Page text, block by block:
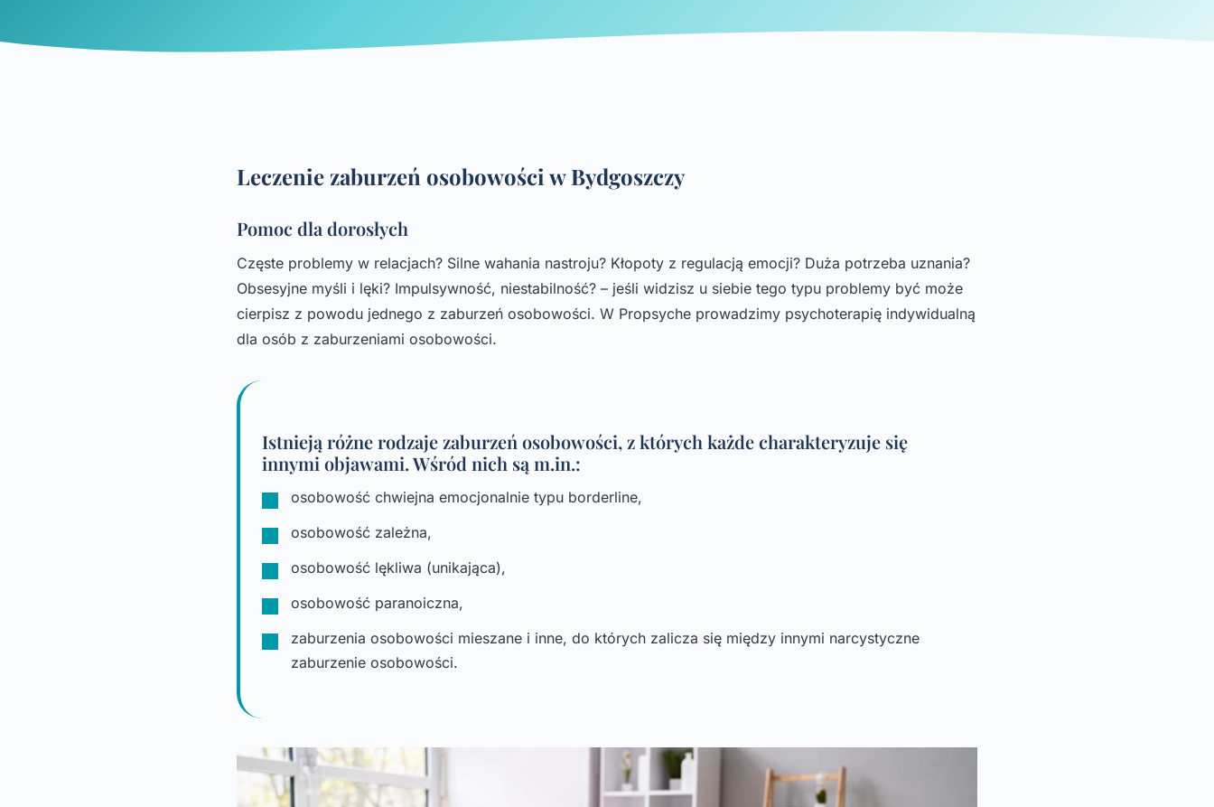
Leczenie zaburzeń osobowości w Bydgoszczy
Pomoc dla dorosłych
Częste problemy w relacjach? Silne wahania nastroju? Kłopoty z regulacją emocji? Duża potrzeba uznania?
Obsesyjne myśli i lęki? Impulsywność, niestabilność? – jeśli widzisz u siebie tego typu problemy być może
cierpisz z powodu jednego z zaburzeń osobowości. W Propsyche prowadzimy psychoterapię indywidualną
dla osób z zaburzeniami osobowości.
Istnieją różne rodzaje zaburzeń osobowości, z których każde charakteryzuje się
innymi objawami. Wśród nich są m.in.:
osobowość chwiejna emocjonalnie typu borderline,
osobowość zależna,
osobowość lękliwa (unikająca),
osobowość paranoiczna,
zaburzenia osobowości mieszane i inne, do których zalicza się między innymi narcystyczne
zaburzenie osobowości.